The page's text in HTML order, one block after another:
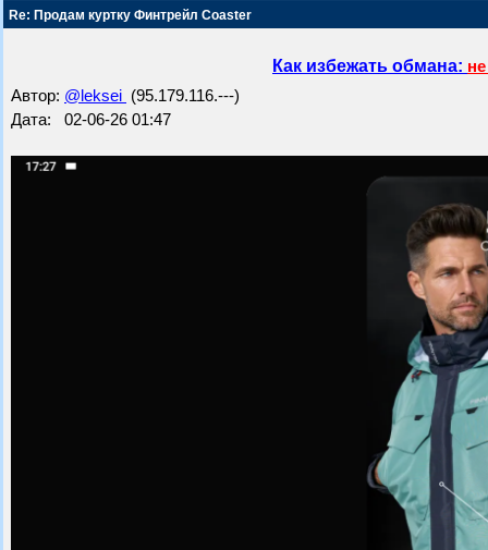
Re: Продам куртку Финтрейл Coaster
Как избежать обмана:
Автор: @leksei (95.179.116.---)
Дата: 02-06-26 01:47